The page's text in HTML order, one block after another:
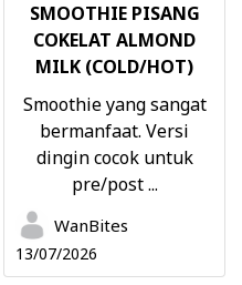
SMOOTHIE PISANG
COKELAT ALMOND
MILK (COLD/HOT)
Smoothie yang sangat
bermanfaat. Versi
dingin cocok untuk
pre/post ...
WanBites
13/07/2026